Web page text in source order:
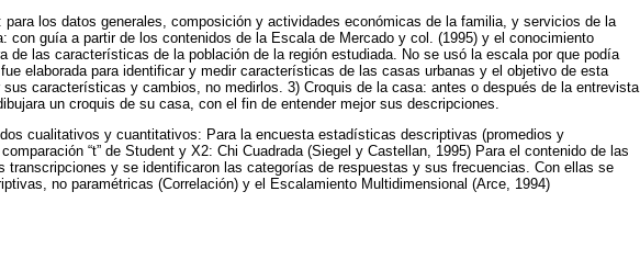
para los datos generales, composición y actividades económicas de la familia, y servicios de la
con guía a partir de los contenidos de la Escala de Mercado y col. (1995) y el conocimiento
de las características de la población de la región estudiada. No se usó la escala por que podía
elaborada para identificar y medir características de las casas urbanas y el objetivo de esta
sus características y cambios, no medirlos. 3) Croquis de la casa: antes o después de la entrevista
un croquis de su casa, con el fin de entender mejor sus descripciones.
cualitativos y cuantitativos: Para la encuesta estadísticas descriptivas (promedios y
“t” de Student y X2: Chi Cuadrada (Siegel y Castellan, 1995) Para el contenido de las
transcripciones y se identificaron las categorías de respuestas y sus frecuencias. Con ellas se
no paramétricas (Correlación) y el Escalamiento Multidimensional (Arce, 1994)